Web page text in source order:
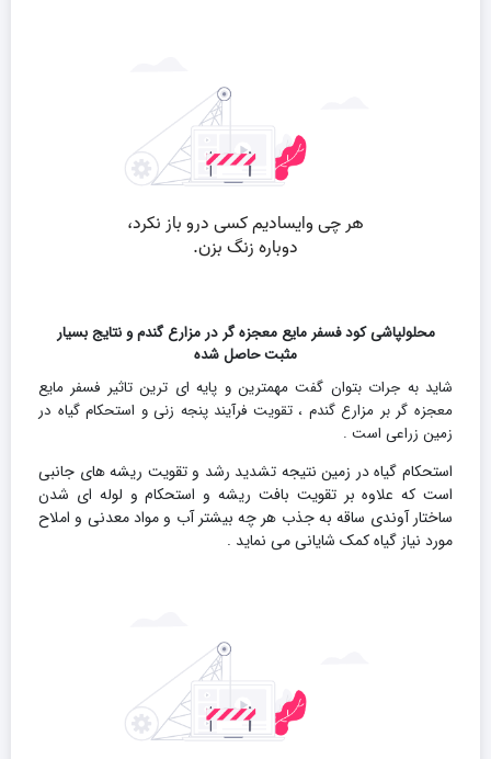
محلولپاشی کود فسفر مایع معجزه گر در مزارع گندم و نتایج بسیار
مثبت حاصل شده
شاید به جرات بتوان گفت مهمترین و پایه ای ترین تاثیر فسفر مایع
معجزه گر بر مزارع گندم ، تقویت فرآیند پنجه زنی و استحکام گیاه در
زمین زراعی است .
استحکام گیاه در زمین نتیجه تشدید رشد و تقویت ریشه های جانبی
است که علاوه بر تقویت بافت ریشه و استحکام و لوله ای شدن
ساختار آوندی ساقه به جذب هر چه بیشتر آب و مواد معدنی و املاح
مورد نیاز گیاه کمک شایانی می نماید .